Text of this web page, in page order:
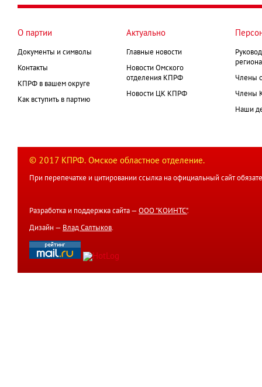
страниц
О партии
Документы и символы
Контакты
КПРФ в вашем округе
Как вступить в партию
Актуально
Главные новости
Новости Омского
отделения КПРФ
Новости ЦК КПРФ
Члены
Члены
Наши
© 2017 КПРФ. Омское областное отделение.
При перепечатке и цитировании ссылка на официальный сайт
Разработка и поддержка сайта — ООО "КОИНТС".
Дизайн — Влад Салтыков.